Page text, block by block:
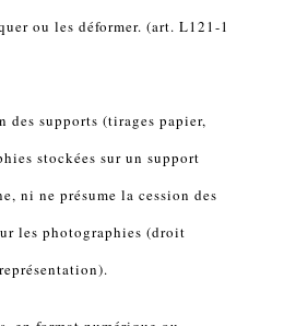
ou les déformer. (art. L121-1
des supports (tirages papier,
stockées sur un support
ni ne présume la cession des
les photographies (droit